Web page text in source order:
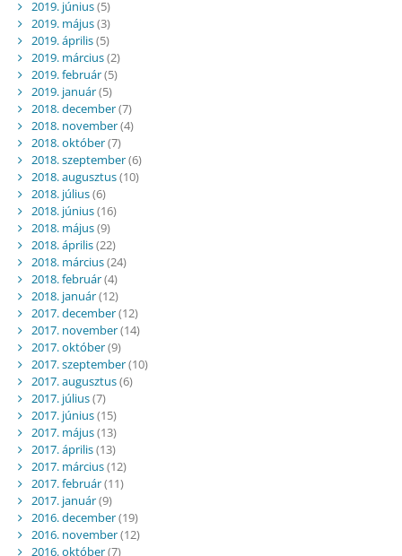
2019. június(5)
2019. május(3)
2019. április(5)
2019. március(2)
2019. február(5)
2019. január(5)
2018. december(7)
2018. november(4)
2018. október(7)
2018. szeptember(6)
2018. augusztus(10)
2018. július(6)
2018. június(16)
2018. május(9)
2018. április(22)
2018. március(24)
2018. február(4)
2018. január(12)
2017. december(12)
2017. november(14)
2017. október(9)
2017. szeptember(10)
2017. augusztus(6)
2017. július(7)
2017. június(15)
2017. május(13)
2017. április(13)
2017. március(12)
2017. február(11)
2017. január(9)
2016. december(19)
2016. november(12)
2016. október(7)